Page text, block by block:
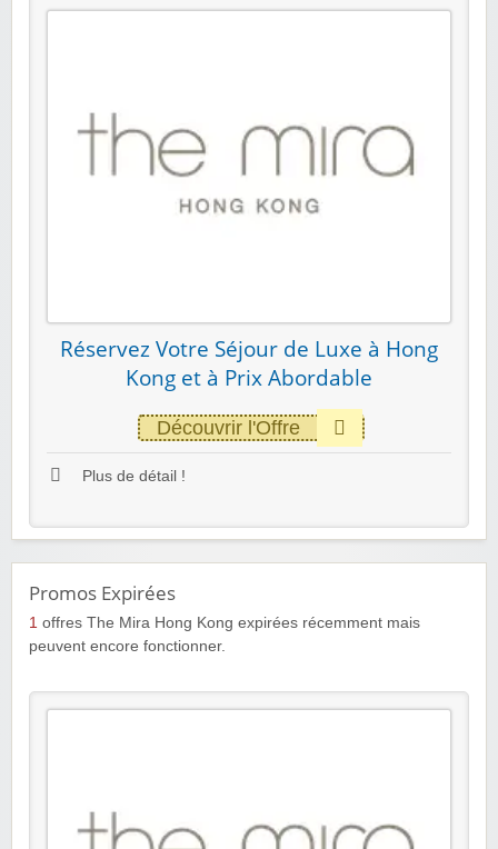
Réservez Votre Séjour de Luxe à Hong
Kong et à Prix Abordable
Découvrir l'Offre
Plus de détail !
Promos Expirées
1 offres The Mira Hong Kong expirées récemment mais
peuvent encore fonctionner.